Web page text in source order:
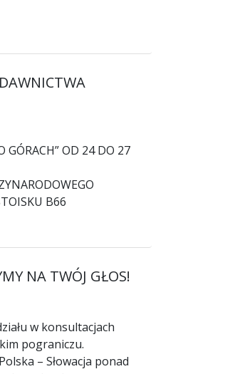
GÓRACH” OD 24 DO 27
B66
NA TWÓJ GŁOS!
w konsultacjach
pograniczu.
– Słowacja ponad